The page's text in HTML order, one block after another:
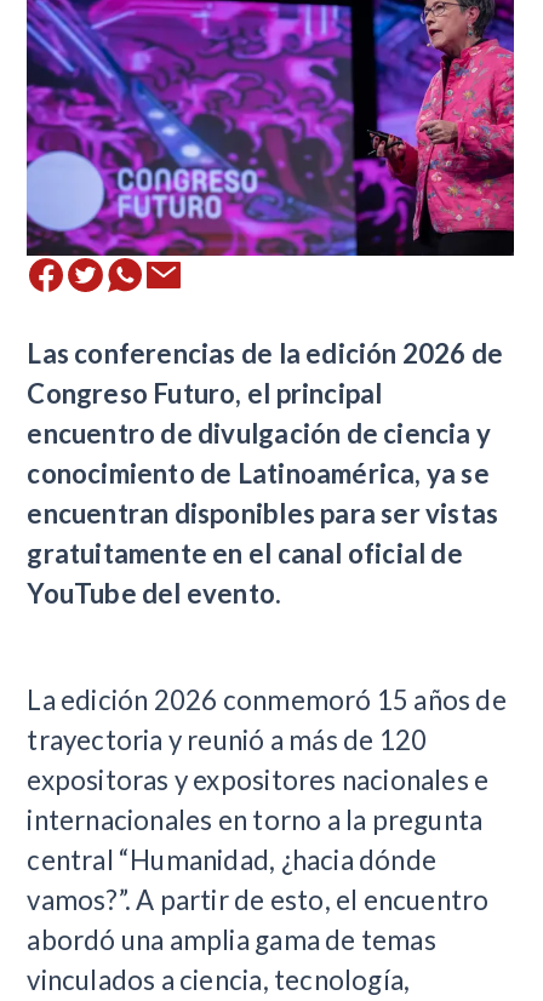
Las conferencias de la edición 2026 de
Congreso Futuro, el principal
encuentro de divulgación de ciencia y
conocimiento de Latinoamérica, ya se
encuentran disponibles para ser vistas
gratuitamente en el canal oficial de
YouTube del evento.
La edición 2026 conmemoró 15 años de
trayectoria y reunió a más de 120
expositoras y expositores nacionales e
internacionales en torno a la pregunta
central “Humanidad, ¿hacia dónde
vamos?”. A partir de esto, el encuentro
abordó una amplia gama de temas
vinculados a ciencia, tecnología,